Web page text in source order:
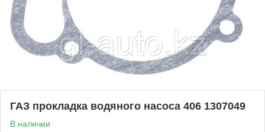
ГАЗ прокладка водяного насоса 406 1307049
В наличии